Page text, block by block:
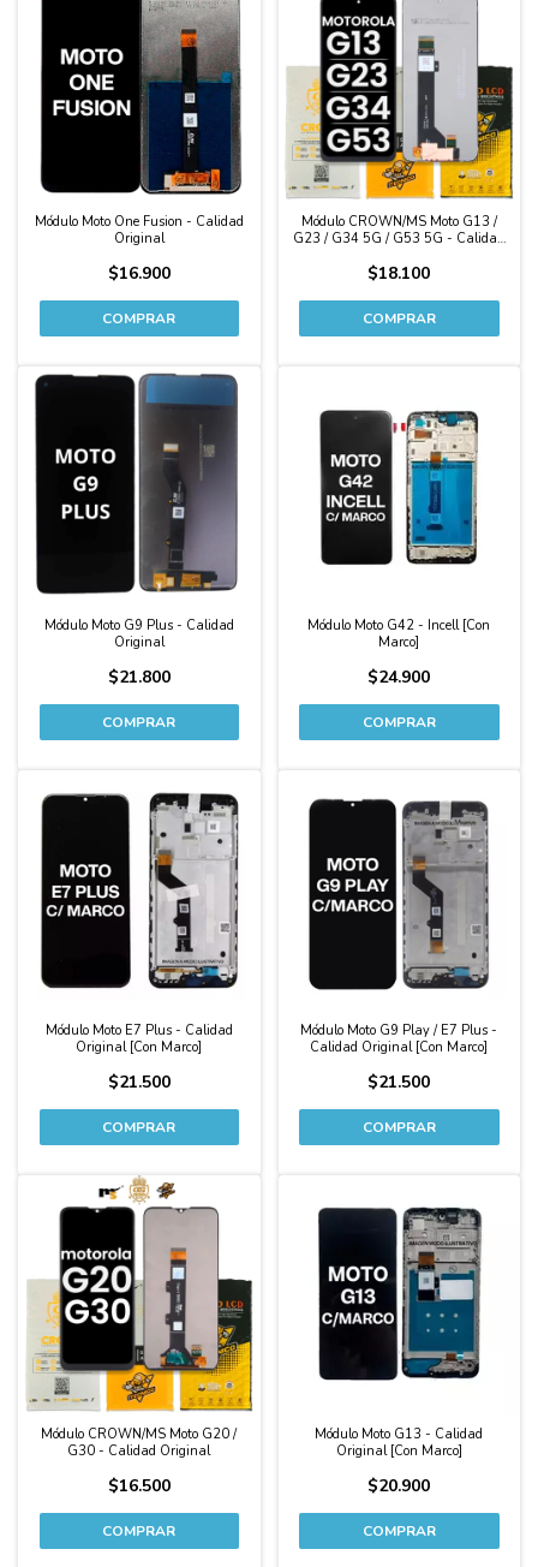
Módulo Moto One Fusion - Calidad
Original
$16.900
Módulo CROWN/MS Moto G13 /
G23 / G34 5G / G53 5G - Calidad
$18.100
Módulo Moto G9 Plus - Calidad
Original
$21.800
Módulo Moto G42 - Incell [Con
Marco]
$24.900
Módulo Moto E7 Plus - Calidad
Original [Con Marco]
$21.500
Módulo Moto G9 Play / E7 Plus -
Calidad Original [Con Marco]
$21.500
Módulo CROWN/MS Moto G20 /
G30 - Calidad Original
$16.500
Módulo Moto G13 - Calidad
Original [Con Marco]
$20.900